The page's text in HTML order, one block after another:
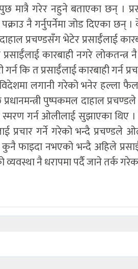
मात्रै गरेर नहुने बताएका छन् ।
नै गर्नुपर्नेमा जोड दिएका छन्
प्रचण्डसँग भेटेर प्रसाईँलाई
कारबाही नगरे लोकतन्त्र
कि त प्रसाईँलाई कारबाही गर्न
लगानी गरेको भनेर हल्ला
पुष्पकमल दाहाल
स्मरण गर्न ओलीलाई सुझाएका
प्रचार गर्ने गरेको भन्दै प्रचण्डले
फाइदा नभएको भन्दै अहिले
नै धरापमा पर्दै जाने तर्क